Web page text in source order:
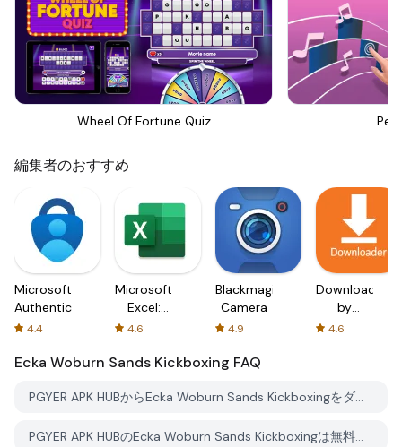
Wheel Of Fortune Quiz
編集者のおすすめ
Microsoft
Authenticator
4.4
Microsoft
Excel:
Spreadsheets
4.6
Blackmagic
Camera
4.9
Downloader
by
AFTVnews
4.6
Ecka Woburn Sands Kickboxing FAQ
PGYER APK HUBからEcka Woburn Sands Kickboxingをダウンロードする方法は？
PGYER APK HUBのEcka Woburn Sands Kickboxingは無料でダウンロードできますか？